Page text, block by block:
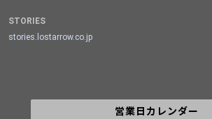
STORIES
stories.lostarrow.co.jp
営業日カレンダー